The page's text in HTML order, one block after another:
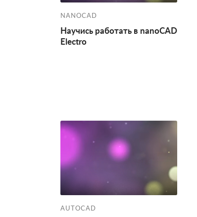
NANOCAD
Научись работать в nanoCAD
Electro
AUTOCAD